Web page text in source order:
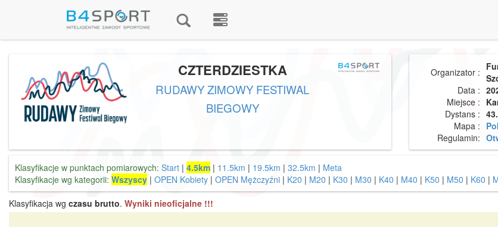
CZTERDZIESTKA
RUDAWY ZIMOWY FESTIWAL
BIEGOWY
Organizator :
Data :
Miejsce :
Dystans :
Mapa :
Regulamin:
Klasyfikacje w punktach pomiarowych: Start | 4.5km | 11.5km | 19.5km | 32.5km | Meta
Klasyfikacje wg kategorii: Wszyscy | OPEN Kobiety | OPEN Mężczyźni | K20 | M20 | K30 | M30 | K40 | M40 | K50 | M50 | K60 |
Klasyfikacja wg czasu brutto. Wyniki nieoficjalne !!!